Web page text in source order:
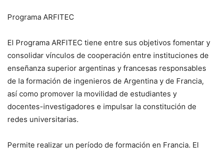
Programa ARFITEC
El Programa ARFITEC tiene entre sus objetivos fomentar y
consolidar vínculos de cooperación entre instituciones de
enseñanza superior argentinas y francesas responsables
de la formación de ingenieros de Argentina y de Francia,
así como promover la movilidad de estudiantes y
docentes-investigadores e impulsar la constitución de
redes universitarias.
Permite realizar un período de formación en Francia. El